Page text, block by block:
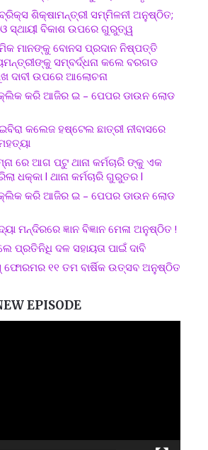
ଶିକ୍ଷାମନ୍ତ୍ରୀ ସମ୍ମିଳନୀ ଅନୁଷ୍ଠିତ;
ସ୍ଥାୟୀ ବିକାଶ ଉପରେ ଗୁରୁତ୍ୱ
ମାନଙ୍କୁ ବୋନସ ପ୍ରଦାନ ନିଷ୍ପତ୍ତି
ସମ୍ବର୍ଦ୍ଧନା କଲେ ବରଗଡ
ଦାବୀ ଉପରେ ଆଲୋଚନା
କରି ଆଜିର ଇ – ପେପର ଡାଉନ ଲୋଡ
କଲେଜ ହଷ୍ଟେଲ ଛାତ୍ରୀ ନୀବାସରେ
ରେ ଆଗ ପଟୁ ଥାନା କର୍ମଚାରି ଙ୍କୁ ଏକ
ଧକ୍କା l ଥାନା କର୍ମଚାରି ଗୁରୁତର l
କରି ଆଜିର ଇ – ପେପର ଡାଉନ ଲୋଡ
ମନ୍ଦିରରେ ଜ୍ଞାନ ବିଜ୍ଞାନ ମେଳା ଅନୁଷ୍ଠିତ !
ପ୍ରତିନିଧି ଦଳ ସହାୟତା ପାଇଁ ଦାବି
୧୧ ତମ ବାର୍ଷିକ ଉତ୍ସବ ଅନୁଷ୍ଠିତ
EPISODE